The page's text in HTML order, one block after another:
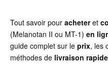
Tout savoir pour acheteret
(Melanotan II ou MT-1) en
guide complet sur le prix, les
méthodes de livraison rapide